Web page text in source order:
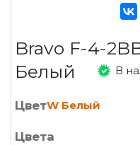
Bravo F-4-
Белый
В
ЦветW Белый
Цвета